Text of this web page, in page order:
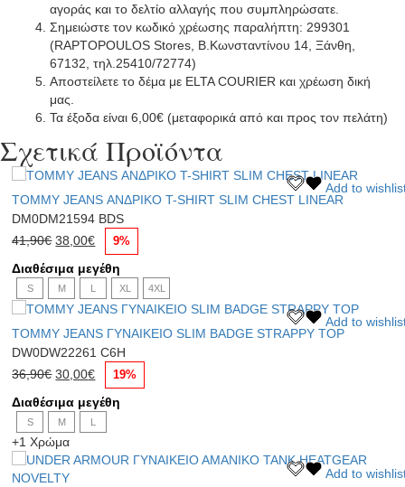
αγοράς και το δελτίο αλλαγής που συμπληρώσατε.
Σημειώστε τον κωδικό χρέωσης παραλήπτη: 299301
(RAPTOPOULOS Stores, Β.Κωνσταντίνου 14, Ξάνθη,
67132, τηλ.25410/72774)
Αποστείλετε το δέμα με ELTA COURIER και χρέωση δική
μας.
Τα έξοδα είναι 6,00€ (μεταφορικά από και προς τον πελάτη)
Σχετικά Προϊόντα
Αυτό
το
επιλογές
μπορούν
Add to
TOMMY JEANS ΑΝΔΡΙΚΟ T-SHIRT SLIM CHEST LINEAR
DM0DM21594 BDS
41,90€ Original
was:
41,90€.
38,00€Η
τρέχουσα
τιμή
είναι:
38,00€.
9%
Διαθέσιμα μεγέθη
S M L XL 4XL
Αυτό
το
μπορούν
να
Add to
TOMMY JEANS ΓΥΝΑΙΚΕΙΟ SLIM BADGE STRAPPY TOP
DW0DW22261 C6H
36,90€ Original
was:
36,90€.
30,00€Η
τρέχουσα
τιμή
είναι:
19%
Διαθέσιμα μεγέθη
S M
+1 Χρώμα
Αυτό
Add to